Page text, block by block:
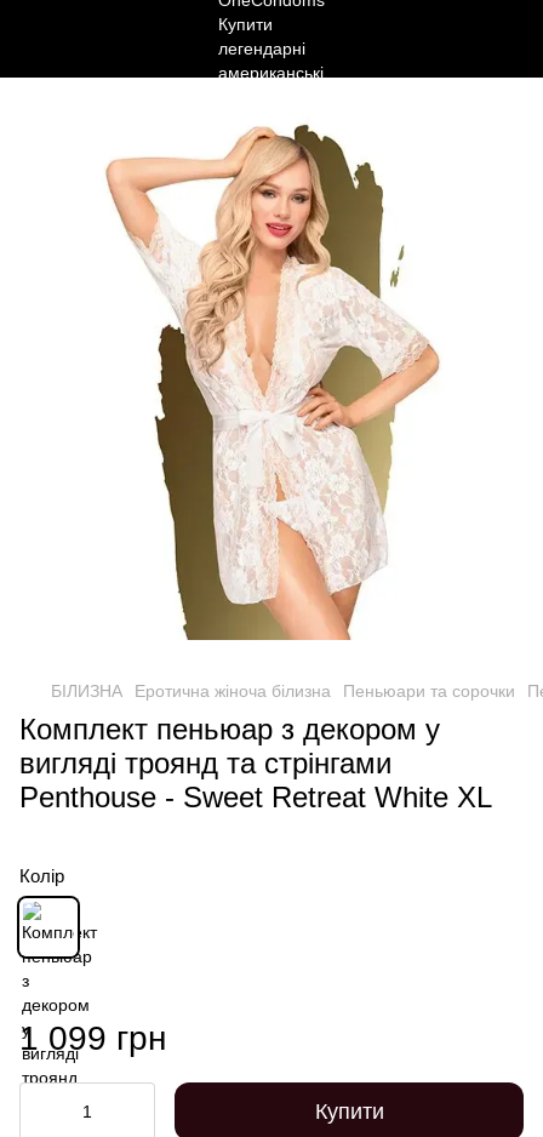
БІЛИЗНА Еротична жіноча білизна Пеньюари та сорочки
Комплект пеньюар з декором у
вигляді троянд та стрінгами
Penthouse - Sweet Retreat White XL
Колір
1 099 грн
Купити